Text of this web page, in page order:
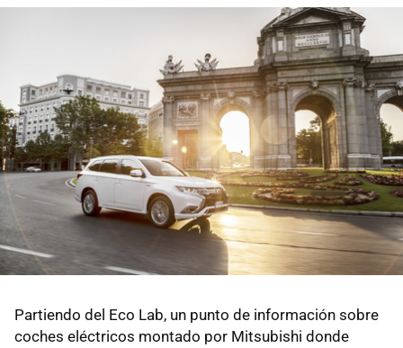
Partiendo del Eco Lab, un punto de información sobre
coches eléctricos montado por Mitsubishi donde